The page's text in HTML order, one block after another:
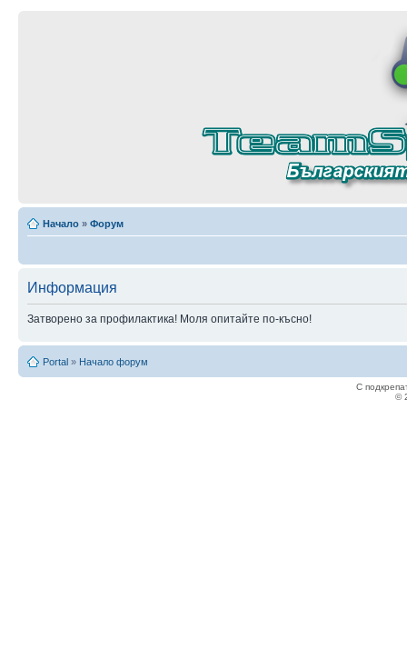
Начало » Форум
Информация
Затворено за профилактика! Моля опитайте по-късно!
Portal » Начало форум
С
©